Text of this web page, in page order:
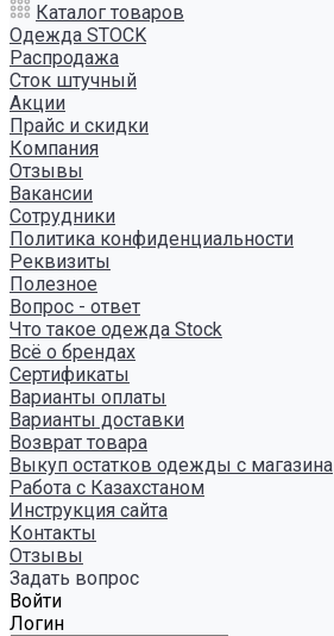
Каталог товаров
Одежда STOCK
Распродажа
Сток штучный
Акции
Прайс и скидки
Компания
Отзывы
Вакансии
Сотрудники
Политика конфиденциальности
Реквизиты
Полезное
Вопрос - ответ
Что такое одежда Stock
Всё о брендах
Сертификаты
Варианты оплаты
Варианты доставки
Возврат товара
Выкуп остатков одежды с магазина
Работа с Казахстаном
Инструкция сайта
Контакты
Отзывы
Задать вопрос
Войти
Логин